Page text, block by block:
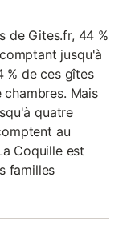
de Gites.fr, 44 %
jusqu'à
% de ces gîtes
Mais
quatre
au
Coquille est
familles